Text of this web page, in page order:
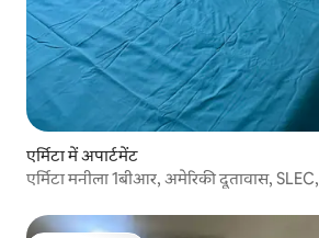
एर्मिटा में अपार्टमेंट
एर्मिटा मनीला 1बीआर, अमेरिकी दूतावास,